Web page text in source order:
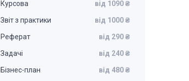
Курсова від 1090 ₴
Звіт з практики від 1000 ₴
Реферат від 290 ₴
Задачі від 240 ₴
Бізнес-план від 480 ₴